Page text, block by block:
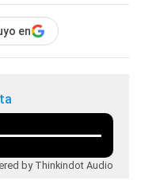
en
by Thinkindot Audio